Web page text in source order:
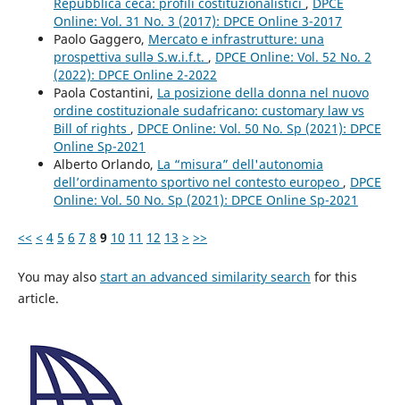
Online: Vol. 31 No. 3 (2017): DPCE Online 3-2017
Paolo Gaggero, Mercato e infrastrutture: una
prospettiva sullə S.w.i.f.t. , DPCE Online: Vol. 52 No. 2
(2022): DPCE Online 2-2022
Paola Costantini, La posizione della donna nel nuovo
ordine costituzionale sudafricano: customary law vs
Bill of rights , DPCE Online: Vol. 50 No. Sp (2021): DPCE
Online Sp-2021
Alberto Orlando, La “misura” dell'autonomia
dell’ordinamento sportivo nel contesto europeo , DPCE
Online: Vol. 50 No. Sp (2021): DPCE Online Sp-2021
<< < 4 5 6 7 8 9 10 11 12 13 > >>
You may also start an advanced similarity search for this
article.